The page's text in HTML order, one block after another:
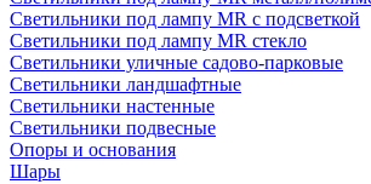
Светильники под лампу MR с подсветкой
Светильники под лампу MR стекло
Светильники уличные садово-парковые
Светильники ландшафтные
Светильники настенные
Светильники подвесные
Опоры и основания
Шары